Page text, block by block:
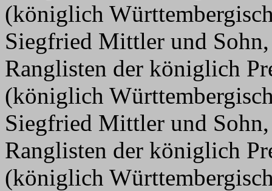
(königlich
Siegfried Mittler und
Ranglisten der königlich
(königlich
Siegfried Mittler und
Ranglisten der königlich
(königlich